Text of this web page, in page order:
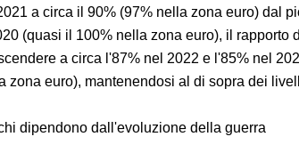
a circa il 90% (97% nella zona euro) dal
(quasi il 100% nella zona euro), il rapporto
a circa l'87% nel 2022 e l'85% nel
zona euro), mantenendosi al di sopra dei
dipendono dall'evoluzione della guerra